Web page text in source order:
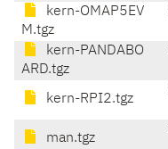
kern-OMAP5EV
M.tgz
kern-PANDABO
ARD.tgz
kern-RPI2.tgz
man.tgz